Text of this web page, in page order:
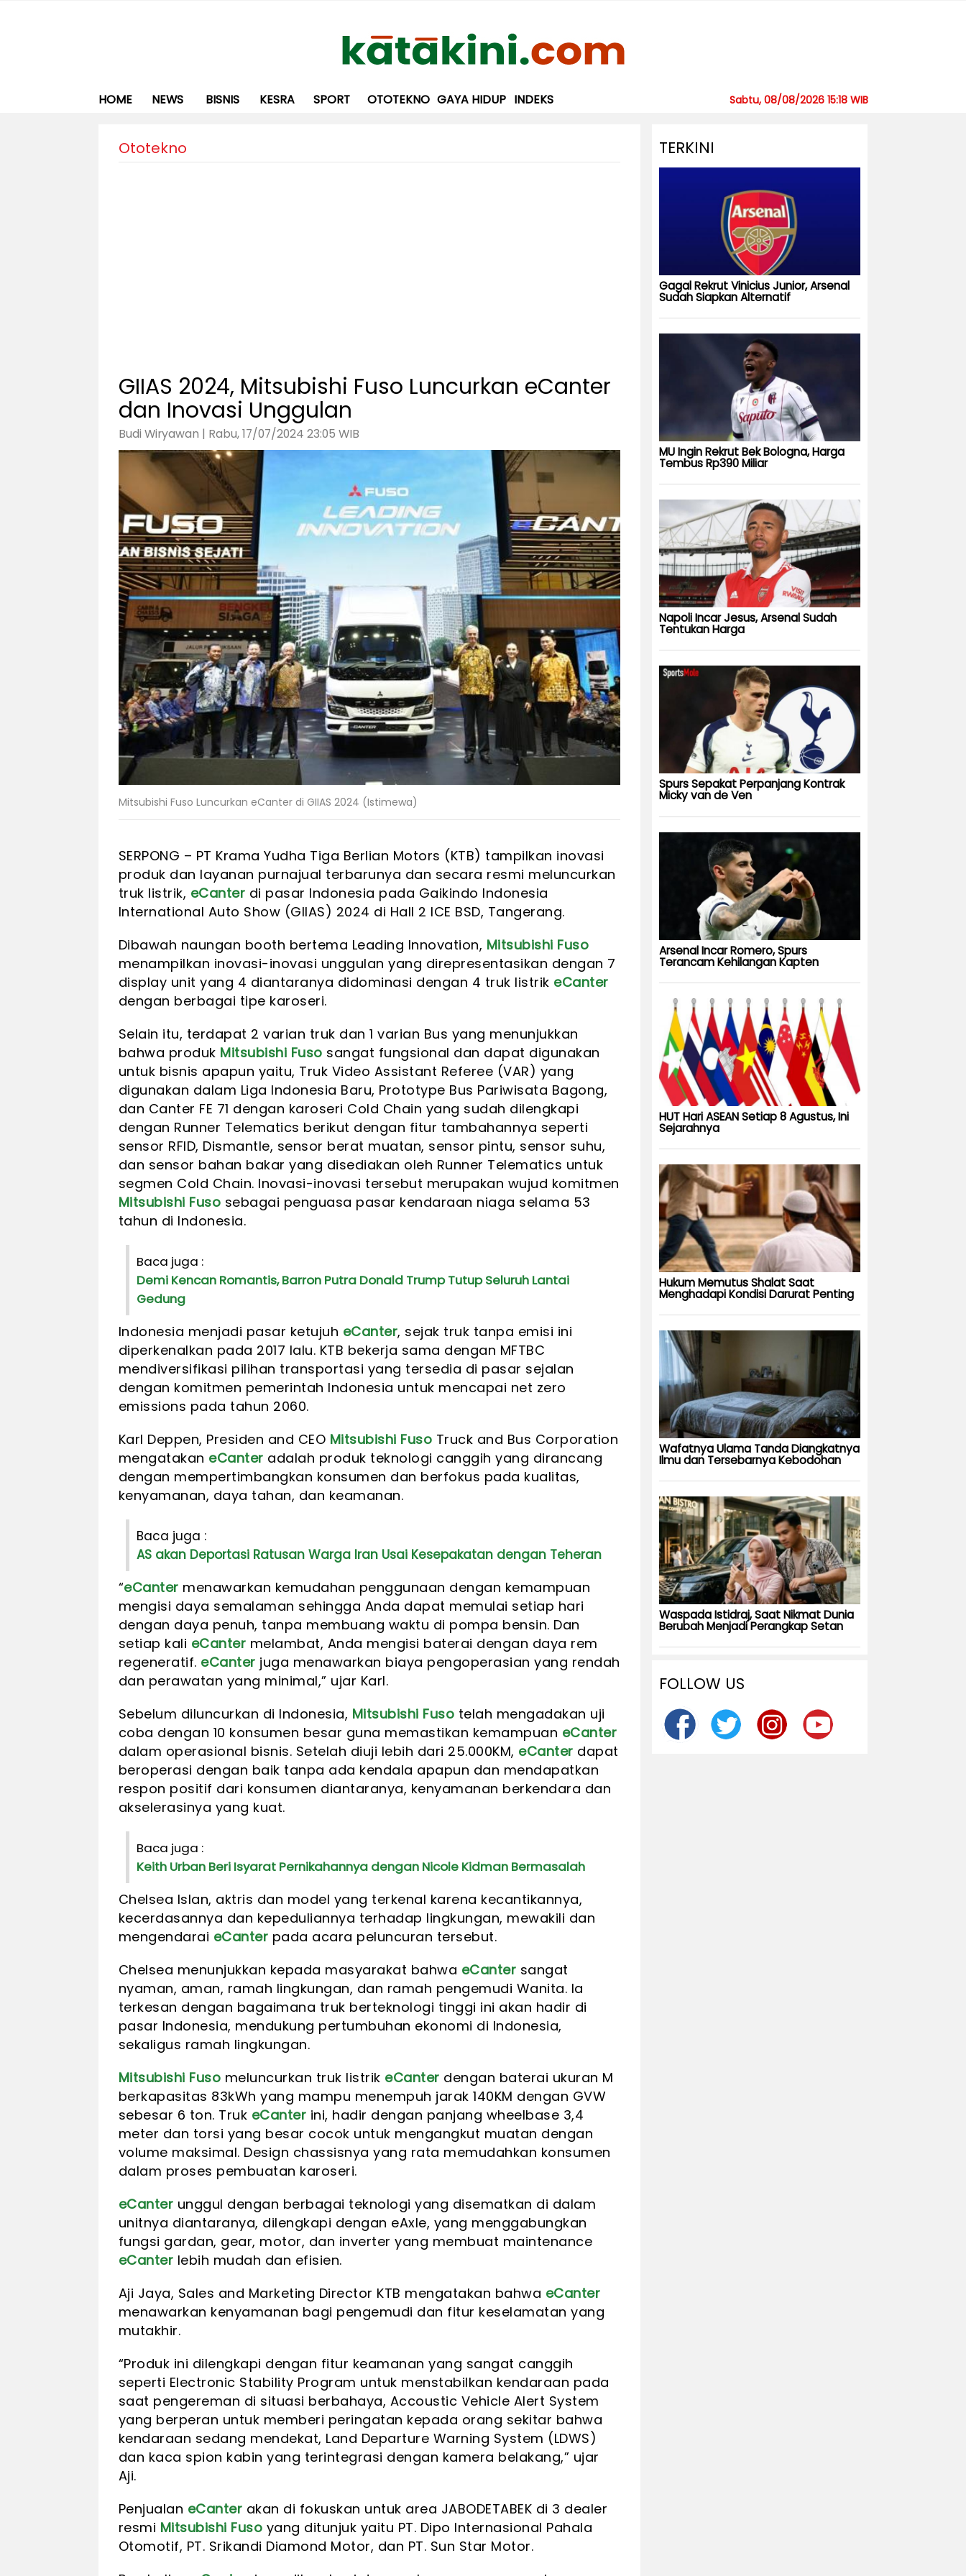
HOME NEWS BISNIS KESRA SPORT OTOTEKNO GAYA HIDUP INDEKS Sabtu, 08/08/2026 15:18 WIB
Ototekno
GIIAS 2024, Mitsubishi Fuso Luncurkan eCanter
dan Inovasi Unggulan
Budi Wiryawan | Rabu, 17/07/2024 23:05 WIB
Mitsubishi Fuso Luncurkan eCanter di GIIAS 2024 (Istimewa)
SERPONG – PT Krama Yudha Tiga Berlian Motors (KTB) tampilkan inovasi
produk dan layanan purnajual terbarunya dan secara resmi meluncurkan
truk listrik, eCanter di pasar Indonesia pada Gaikindo Indonesia
International Auto Show (GIIAS) 2024 di Hall 2 ICE BSD, Tangerang.
Dibawah naungan booth bertema Leading Innovation, Mitsubishi Fuso
menampilkan inovasi-inovasi unggulan yang direpresentasikan dengan 7
display unit yang 4 diantaranya didominasi dengan 4 truk listrik eCanter
dengan berbagai tipe karoseri.
Selain itu, terdapat 2 varian truk dan 1 varian Bus yang menunjukkan
bahwa produk Mitsubishi Fuso sangat fungsional dan dapat digunakan
untuk bisnis apapun yaitu, Truk Video Assistant Referee (VAR) yang
digunakan dalam Liga Indonesia Baru, Prototype Bus Pariwisata Bagong,
dan Canter FE 71 dengan karoseri Cold Chain yang sudah dilengkapi
dengan Runner Telematics berikut dengan fitur tambahannya seperti
sensor RFID, Dismantle, sensor berat muatan, sensor pintu, sensor suhu,
dan sensor bahan bakar yang disediakan oleh Runner Telematics untuk
segmen Cold Chain. Inovasi-inovasi tersebut merupakan wujud komitmen
Mitsubishi Fuso sebagai penguasa pasar kendaraan niaga selama 53
tahun di Indonesia.
Baca juga :
Demi Kencan Romantis, Barron Putra Donald Trump Tutup Seluruh Lantai
Gedung
Indonesia menjadi pasar ketujuh eCanter, sejak truk tanpa emisi ini
diperkenalkan pada 2017 lalu. KTB bekerja sama dengan MFTBC
mendiversifikasi pilihan transportasi yang tersedia di pasar sejalan
dengan komitmen pemerintah Indonesia untuk mencapai net zero
emissions pada tahun 2060.
Karl Deppen, Presiden and CEO Mitsubishi Fuso Truck and Bus Corporation
mengatakan eCanter adalah produk teknologi canggih yang dirancang
dengan mempertimbangkan konsumen dan berfokus pada kualitas,
kenyamanan, daya tahan, dan keamanan.
Baca juga :
AS akan Deportasi Ratusan Warga Iran Usai Kesepakatan dengan Teheran
“eCanter menawarkan kemudahan penggunaan dengan kemampuan
mengisi daya semalaman sehingga Anda dapat memulai setiap hari
dengan daya penuh, tanpa membuang waktu di pompa bensin. Dan
setiap kali eCanter melambat, Anda mengisi baterai dengan daya rem
regeneratif. eCanter juga menawarkan biaya pengoperasian yang rendah
dan perawatan yang minimal,” ujar Karl.
Sebelum diluncurkan di Indonesia, Mitsubishi Fuso telah mengadakan uji
coba dengan 10 konsumen besar guna memastikan kemampuan eCanter
dalam operasional bisnis. Setelah diuji lebih dari 25.000KM, eCanter dapat
beroperasi dengan baik tanpa ada kendala apapun dan mendapatkan
respon positif dari konsumen diantaranya, kenyamanan berkendara dan
akselerasinya yang kuat.
Baca juga :
Keith Urban Beri Isyarat Pernikahannya dengan Nicole Kidman Bermasalah
Chelsea Islan, aktris dan model yang terkenal karena kecantikannya,
kecerdasannya dan kepeduliannya terhadap lingkungan, mewakili dan
mengendarai eCanter pada acara peluncuran tersebut.
Chelsea menunjukkan kepada masyarakat bahwa eCanter sangat
nyaman, aman, ramah lingkungan, dan ramah pengemudi Wanita. Ia
terkesan dengan bagaimana truk berteknologi tinggi ini akan hadir di
pasar Indonesia, mendukung pertumbuhan ekonomi di Indonesia,
sekaligus ramah lingkungan.
Mitsubishi Fuso meluncurkan truk listrik eCanter dengan baterai ukuran M
berkapasitas 83kWh yang mampu menempuh jarak 140KM dengan GVW
sebesar 6 ton. Truk eCanter ini, hadir dengan panjang wheelbase 3,4
meter dan torsi yang besar cocok untuk mengangkut muatan dengan
volume maksimal. Design chassisnya yang rata memudahkan konsumen
dalam proses pembuatan karoseri.
eCanter unggul dengan berbagai teknologi yang disematkan di dalam
unitnya diantaranya, dilengkapi dengan eAxle, yang menggabungkan
fungsi gardan, gear, motor, dan inverter yang membuat maintenance
eCanter lebih mudah dan efisien.
Aji Jaya, Sales and Marketing Director KTB mengatakan bahwa eCanter
menawarkan kenyamanan bagi pengemudi dan fitur keselamatan yang
mutakhir.
“Produk ini dilengkapi dengan fitur keamanan yang sangat canggih
seperti Electronic Stability Program untuk menstabilkan kendaraan pada
saat pengereman di situasi berbahaya, Accoustic Vehicle Alert System
yang berperan untuk memberi peringatan kepada orang sekitar bahwa
kendaraan sedang mendekat, Land Departure Warning System (LDWS)
dan kaca spion kabin yang terintegrasi dengan kamera belakang,” ujar
Aji.
Penjualan eCanter akan di fokuskan untuk area JABODETABEK di 3 dealer
resmi Mitsubishi Fuso yang ditunjuk yaitu PT. Dipo Internasional Pahala
Otomotif, PT. Srikandi Diamond Motor, dan PT. Sun Star Motor.
TERKINI
Gagal Rekrut Vinicius Junior, Arsenal
Sudah Siapkan Alternatif
MU Ingin Rekrut Bek Bologna, Harga
Tembus Rp390 Miliar
Napoli Incar Jesus, Arsenal Sudah
Tentukan Harga
Spurs Sepakat Perpanjang Kontrak
Micky van de Ven
Arsenal Incar Romero, Spurs
Terancam Kehilangan Kapten
HUT Hari ASEAN Setiap 8 Agustus, Ini
Sejarahnya
Hukum Memutus Shalat Saat
Menghadapi Kondisi Darurat Penting
Wafatnya Ulama Tanda Diangkatnya
Ilmu dan Tersebarnya Kebodohan
Waspada Istidraj, Saat Nikmat Dunia
Berubah Menjadi Perangkap Setan
FOLLOW US